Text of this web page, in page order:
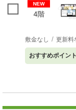
NEW
4階
敷金なし 更新料
おすすめポイント